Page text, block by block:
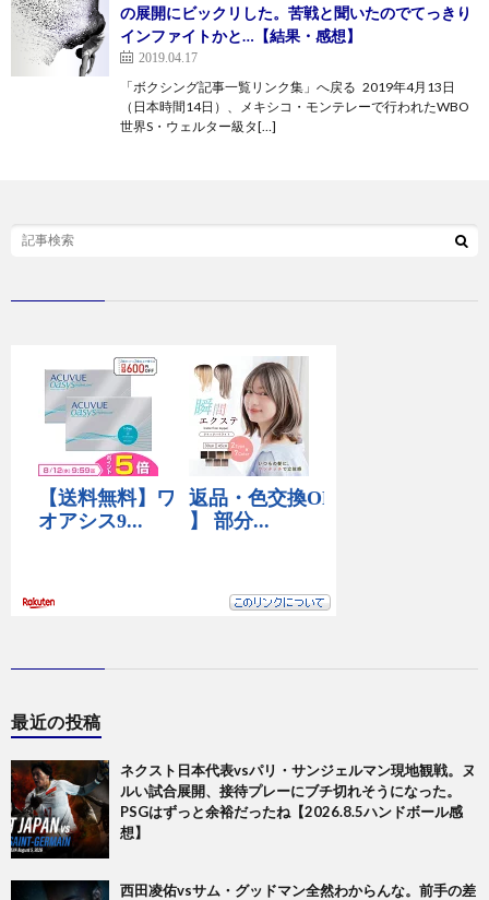
の展開にビックリした。苦戦と聞いたのでてっきり
インファイトかと…【結果・感想】
2019.04.17
「ボクシング記事一覧リンク集」へ戻る 2019年4月13日
（日本時間14日）、メキシコ・モンテレーで行われたWBO
世界S・ウェルター級タ[…]
最近の投稿
ネクスト日本代表vsパリ・サンジェルマン現地観戦。ヌ
ルい試合展開、接待プレーにブチ切れそうになった。
PSGはずっと余裕だったね【2026.8.5ハンドボール感
想】
西田凌佑vsサム・グッドマン全然わからんな。前手の差